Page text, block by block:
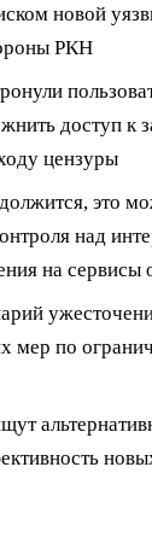
новой
РКН
доступ к
цензуры
это
над
на сервисы
мер по